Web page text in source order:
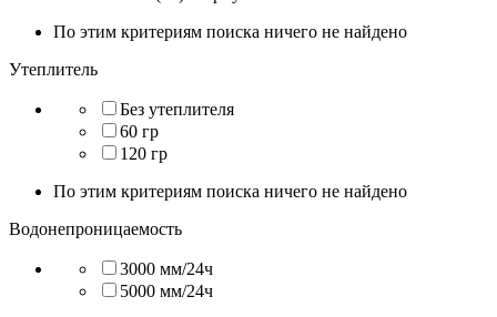
По этим критериям поиска ничего не найдено
Утеплитель
Без утеплителя
60 гр
120 гр
По этим критериям поиска ничего не найдено
Водонепроницаемость
3000 мм/24ч
5000 мм/24ч